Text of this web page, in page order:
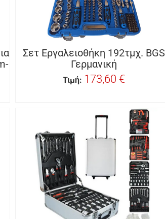
Σετ Εργαλειοθήκη 192τμχ. BGS
Γερμανική
Τιμή: 173,60 €